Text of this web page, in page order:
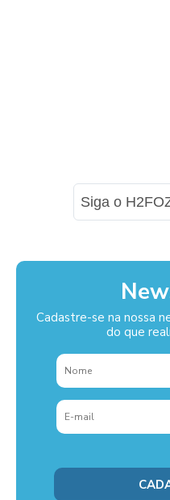
Siga o
Cadastre-se na nossa
do que